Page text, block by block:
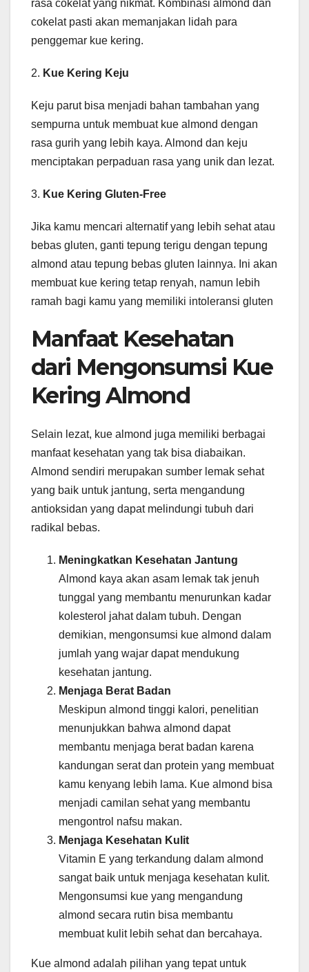
rasa cokelat yang nikmat. Kombinasi almond dan
cokelat pasti akan memanjakan lidah para
penggemar kue kering.
2. Kue Kering Keju
Keju parut bisa menjadi bahan tambahan yang
sempurna untuk membuat kue almond dengan
rasa gurih yang lebih kaya. Almond dan keju
menciptakan perpaduan rasa yang unik dan lezat.
3. Kue Kering Gluten-Free
Jika kamu mencari alternatif yang lebih sehat atau
bebas gluten, ganti tepung terigu dengan tepung
almond atau tepung bebas gluten lainnya. Ini akan
membuat kue kering tetap renyah, namun lebih
ramah bagi kamu yang memiliki intoleransi gluten
Manfaat Kesehatan
dari Mengonsumsi Kue
Kering Almond
Selain lezat, kue almond juga memiliki berbagai
manfaat kesehatan yang tak bisa diabaikan.
Almond sendiri merupakan sumber lemak sehat
yang baik untuk jantung, serta mengandung
antioksidan yang dapat melindungi tubuh dari
radikal bebas.
Meningkatkan Kesehatan Jantung
Almond kaya akan asam lemak tak jenuh
tunggal yang membantu menurunkan kadar
kolesterol jahat dalam tubuh. Dengan
demikian, mengonsumsi kue almond dalam
jumlah yang wajar dapat mendukung
kesehatan jantung.
Menjaga Berat Badan
Meskipun almond tinggi kalori, penelitian
menunjukkan bahwa almond dapat
membantu menjaga berat badan karena
kandungan serat dan protein yang membuat
kamu kenyang lebih lama. Kue almond bisa
menjadi camilan sehat yang membantu
mengontrol nafsu makan.
Menjaga Kesehatan Kulit
Vitamin E yang terkandung dalam almond
sangat baik untuk menjaga kesehatan kulit.
Mengonsumsi kue yang mengandung
almond secara rutin bisa membantu
membuat kulit lebih sehat dan bercahaya.
Kue almond adalah pilihan yang tepat untuk